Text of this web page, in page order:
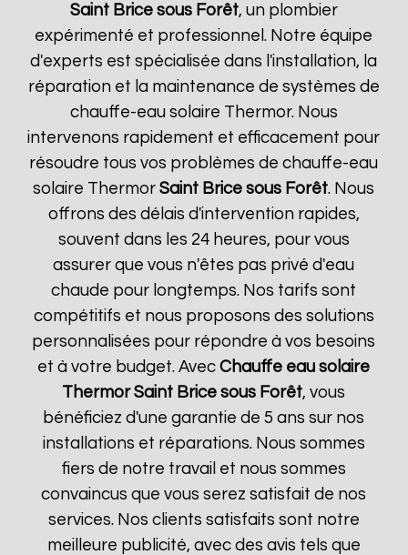
Saint Brice sous Forêt, un plombier
expérimenté et professionnel. Notre équipe
d'experts est spécialisée dans l'installation, la
réparation et la maintenance de systèmes de
chauffe-eau solaire Thermor. Nous
intervenons rapidement et efficacement pour
résoudre tous vos problèmes de chauffe-eau
solaire ThermorSaint Brice sous Forêt. Nous
offrons des délais d'intervention rapides,
souvent dans les 24 heures, pour vous
assurer que vous n'êtes pas privé d'eau
chaude pour longtemps. Nos tarifs sont
compétitifs et nous proposons des solutions
personnalisées pour répondre à vos besoins
et à votre budget. AvecChauffe eau solaire
Thermor Saint Brice sous Forêt, vous
bénéficiez d'une garantie de 5 ans sur nos
installations et réparations. Nous sommes
fiers de notre travail et nous sommes
convaincus que vous serez satisfait de nos
services. Nos clients satisfaits sont notre
meilleure publicité, avec des avis tels que